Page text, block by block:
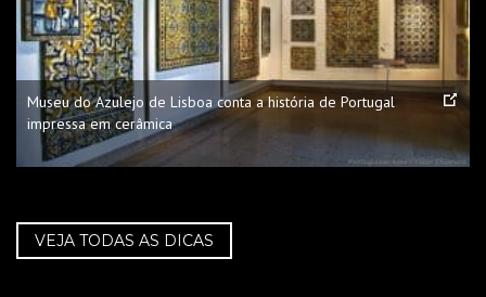
Museu do Azulejo de Lisboa conta a história de Portugal
impressa em cerâmica
VEJA TODAS AS DICAS